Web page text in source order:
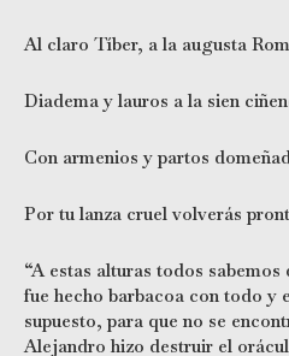
Al claro Tíber, a la augusta
Diadema y lauros a la sien
Con armenios y partos
Por tu lanza cruel volverás
“A estas alturas todos
fue hecho barbacoa con todo y
supuesto, para que no se
Alejandro hizo destruir el